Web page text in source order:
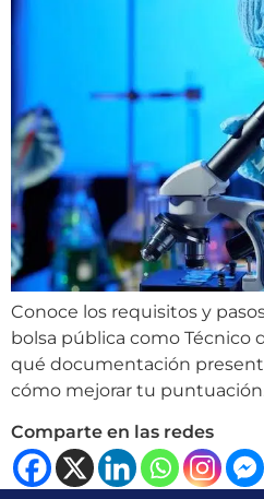
Conoce los requisitos y
bolsa pública como Técnico
qué documentación
cómo mejorar tu
Comparte en las redes